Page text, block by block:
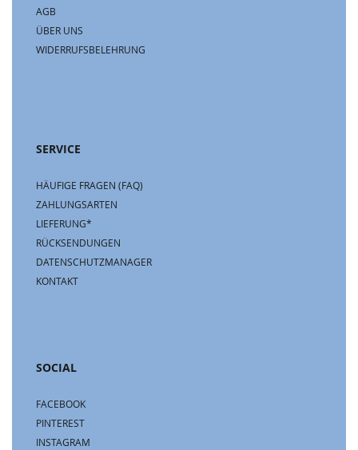
AGB
ÜBER UNS
WIDERRUFSBELEHRUNG
SERVICE
HÄUFIGE FRAGEN (FAQ)
ZAHLUNGSARTEN
LIEFERUNG*
RÜCKSENDUNGEN
DATENSCHUTZMANAGER
KONTAKT
SOCIAL
FACEBOOK
PINTEREST
INSTAGRAM